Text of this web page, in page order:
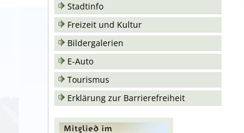
Stadtinfo
Freizeit und Kultur
Bildergalerien
E-Auto
Tourismus
Erklärung zur Barrierefreiheit